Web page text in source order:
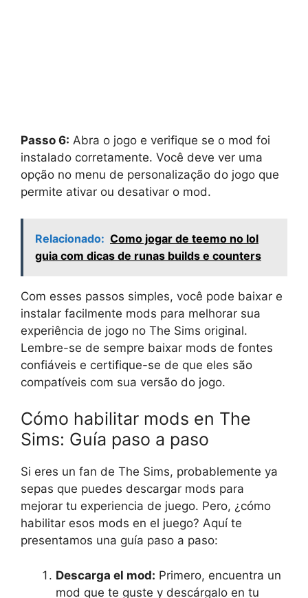
Passo 6: Abra o jogo e verifique se o mod foi
instalado corretamente. Você deve ver uma
opção no menu de personalização do jogo que
permite ativar ou desativar o mod.
Relacionado: Como jogar de teemo no lol
guia com dicas de runas builds e counters
Com esses passos simples, você pode baixar e
instalar facilmente mods para melhorar sua
experiência de jogo no The Sims original.
Lembre-se de sempre baixar mods de fontes
confiáveis e certifique-se de que eles são
compatíveis com sua versão do jogo.
Cómo habilitar mods en The
Sims: Guía paso a paso
Si eres un fan de The Sims, probablemente ya
sepas que puedes descargar mods para
mejorar tu experiencia de juego. Pero, ¿cómo
habilitar esos mods en el juego? Aquí te
presentamos una guía paso a paso:
Descarga el mod: Primero, encuentra un
mod que te guste y descárgalo en tu